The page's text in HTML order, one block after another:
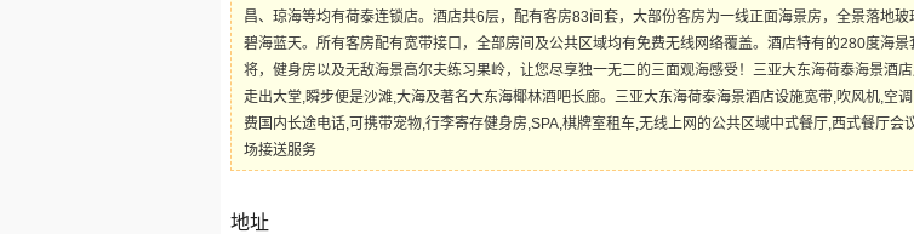
昌、琼海等均有荷泰连锁店。酒店共6层，配有客房83间套，大部份客房为一线正面海景房，全景落地
碧海蓝天。所有客房配有宽带接口，全部房间及公共区域均有免费无线网络覆盖。酒店特有的280度海
将，健身房以及无敌海景高尔夫练习果岭，让您尽享独一无二的三面观海感受！三亚大东海荷泰海景酒
走出大堂,瞬步便是沙滩,大海及著名大东海椰林酒吧长廊。三亚大东海荷泰海景酒店设施宽带,吹风机,空
费国内长途电话,可携带宠物,行李寄存健身房,SPA,棋牌室租车,无线上网的公共区域中式餐厅,西式餐厅会
场接送服务
地址